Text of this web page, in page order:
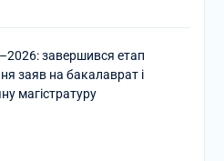
завершився етап
заяв на бакалаврат і
магістратуру